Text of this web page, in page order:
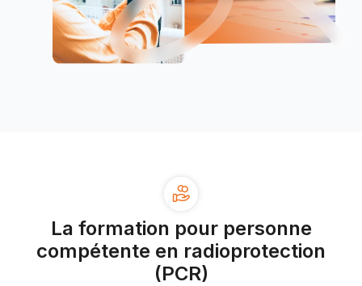
La formation pour personne
compétente en radioprotection
(PCR)